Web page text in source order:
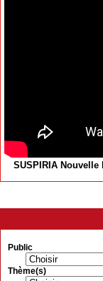
SUSPIRIA Nouvelle
Public
Thème(s)